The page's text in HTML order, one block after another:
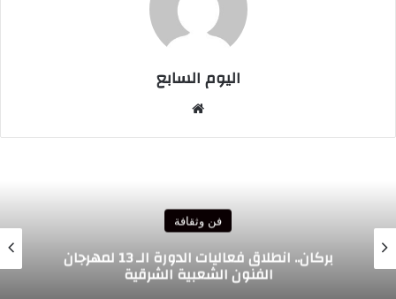
اليوم السابع
فن وثقافة
انطلاق أولى سهرات مهرجان الراي للشرق في
أجواء جماهيرية استثنائية بوجدة